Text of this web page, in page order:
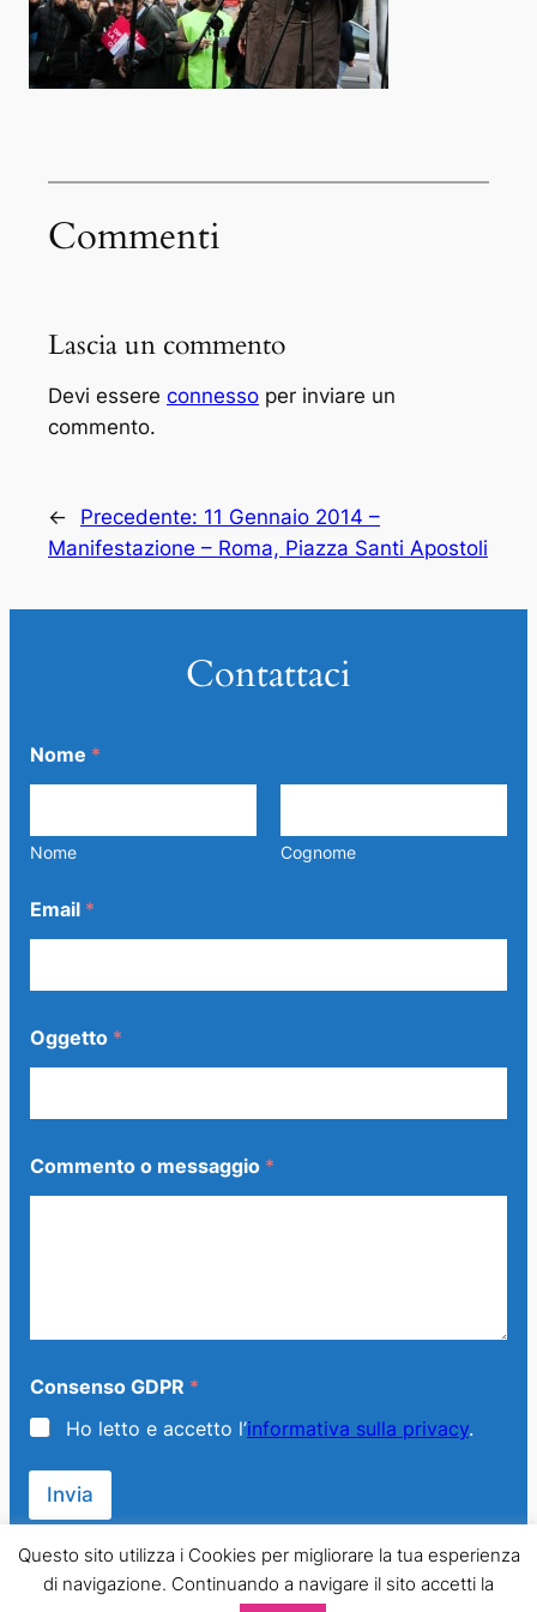
Commenti
Lascia un commento
Devi essere connesso per inviare un
commento.
← Precedente: 11 Gennaio 2014 –
Manifestazione – Roma, Piazza Santi Apostoli
Contattaci
Nome *
Nome Cognome
Email *
o
m
t
o
o
Oggetto *
Commento o messaggio *
Consenso GDPR *
Ho letto e accetto l’informativa sulla privacy.
Invia
© 2013 – 2024 Generazione Famiglia – LMPT Italia. All Rights
Questo sito utilizza i Cookies per migliorare la tua esperienza
di navigazione. Continuando a navigare il sito accetti la